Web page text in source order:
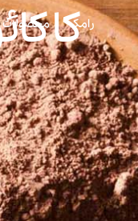
رامک محصولات